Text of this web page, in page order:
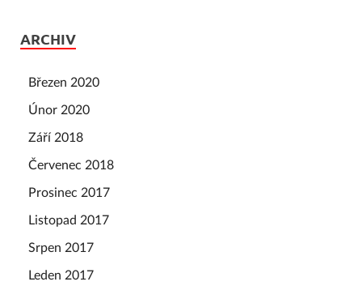
ARCHIV
Březen 2020
Únor 2020
Září 2018
Červenec 2018
Prosinec 2017
Listopad 2017
Srpen 2017
Leden 2017